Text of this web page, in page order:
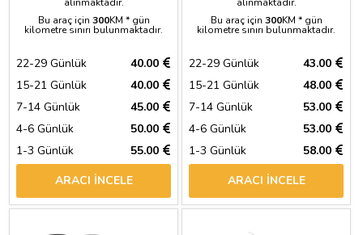
Bu araç için 300KM * gün
kilometre sınırı bulunmaktadır.
22-29 Günlük
40.00
15-21 Günlük
40.00
7-14 Günlük
45.00
4-6 Günlük
50.00
1-3 Günlük
55.00
ARACI İNCELE
Bu araç için 300KM * gün
kilometre sınırı bulunmaktadır.
22-29 Günlük
43.00
15-21 Günlük
48.00
7-14 Günlük
53.00
4-6 Günlük
53.00
1-3 Günlük
58.00
ARACI İNCELE